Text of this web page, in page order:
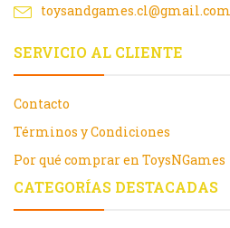
toysandgames.cl@gmail.com
SERVICIO AL CLIENTE
Contacto
Términos y Condiciones
Por qué comprar en ToysNGames
CATEGORÍAS DESTACADAS